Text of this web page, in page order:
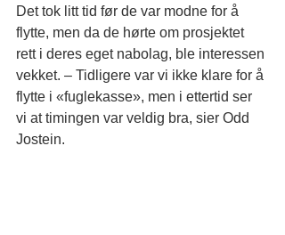
Det tok litt tid før de var modne for å
flytte, men da de hørte om prosjektet
rett i deres eget nabolag, ble interessen
vekket. – Tidligere var vi ikke klare for å
flytte i «fuglekasse», men i ettertid ser
vi at timingen var veldig bra, sier Odd
Jostein.